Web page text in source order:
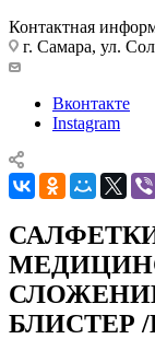
Контактная
г. Самара, ул.
Вконтакте
Instagram
СЛОЖЕНИЙ
БЛИСТЕР